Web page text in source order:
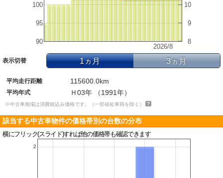
2026/8
90
95
100
8
9
10
表示切替 1ヵ月 3ヵ月
平均走行距離 115600.0km
平均年式 Ｈ03年 （1991年）
※中古車相場は消費税込み価格です。（一部福祉車両を除く）
該当する中古車物件の価格帯別の台数の分布
横にフリック(スライド)すれば他の価格帯も確認できます